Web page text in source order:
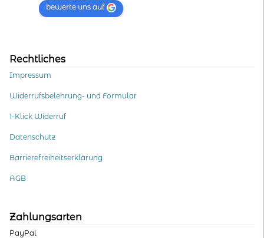
bewerte uns auf
Rechtliches
Impressum
Widerrufsbelehrung- und Formular
1-Klick Widerruf
Datenschutz
Barrierefreiheitserklärung
AGB
Zahlungsarten
PayPal